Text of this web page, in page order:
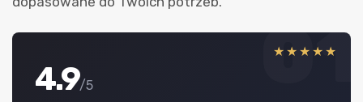
01
★★★★★
4.9/5